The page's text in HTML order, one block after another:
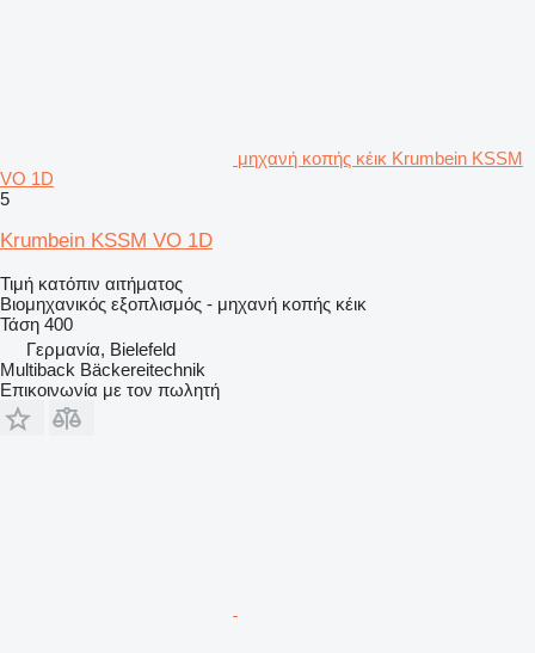
μηχανή κοπής κέικ Krumbein KSSM
VO 1D
5
Krumbein KSSM VO 1D
Τιμή κατόπιν αιτήματος
Βιομηχανικός εξοπλισμός - μηχανή κοπής κέικ
Τάση 400
Γερμανία, Bielefeld
Multiback Bäckereitechnik
Επικοινωνία με τον πωλητή